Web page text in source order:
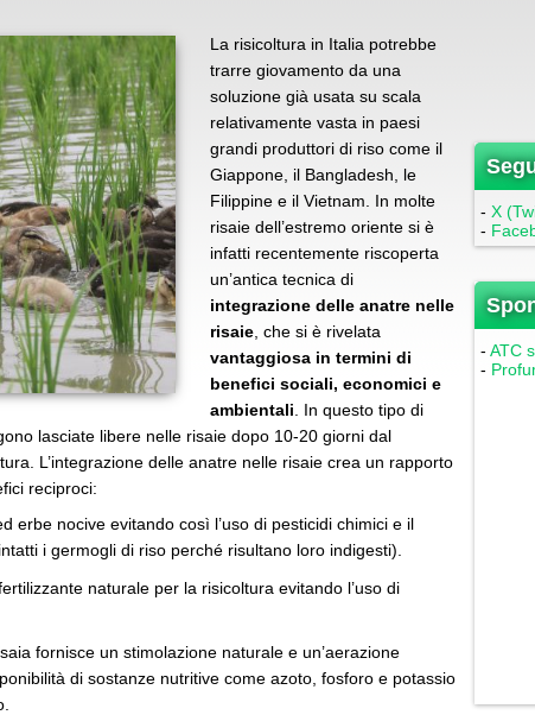
La risicoltura in Italia potrebbe
trarre giovamento da una
soluzione già usata su scala
relativamente vasta in paesi
grandi produttori di riso come il
Giappone, il Bangladesh, le
Filippine e il Vietnam. In molte
risaie dell’estremo oriente si è
infatti recentemente riscoperta
un’antica tecnica di
integrazione delle anatre nelle
risaie , che si è rivelata
vantaggiosa in termini di
benefici sociali, economici e
ambientali . In questo tipo di
lasciate libere nelle risaie dopo 10-20 giorni dal
L’integrazione delle anatre nelle risaie crea un rapporto
reciproci:
erbe nocive evitando così l’uso di pesticidi chimici e il
i germogli di riso perché risultano loro indigesti).
naturale per la risicoltura evitando l’uso di
fornisce un stimolazione naturale e un’aerazione
di sostanze nutritive come azoto, fosforo e potassio
- X
-
- ATC
-